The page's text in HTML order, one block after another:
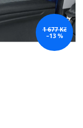
1 677 Kč
–13 %